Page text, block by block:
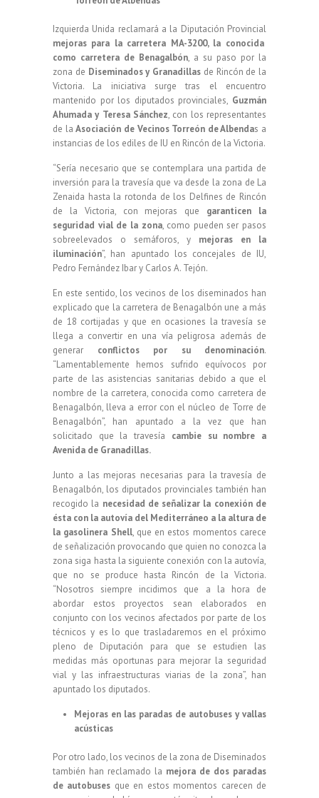
Izquierda Unida reclamará a la Diputación Provincial
mejoras para la carretera MA-3200, la conocida
como carretera de Benagalbón, a su paso por la
zona de Diseminados y Granadillas de Rincón de la
Victoria. La iniciativa surge tras el encuentro
mantenido por los diputados provinciales, Guzmán
Ahumada y Teresa Sánchez, con los representantes
de laAsociación de Vecinos Torreón de Albendas a
instancias de los ediles de IU en Rincón de la Victoria.
“Sería necesario que se contemplara una partida de
inversión para la travesía que va desde la zona de La
Zenaida hasta la rotonda de los Delfines de Rincón
de la Victoria, con mejoras que garanticen la
seguridad vial de la zona, como pueden ser pasos
sobreelevados o semáforos, y mejoras en la
iluminación”, han apuntado los concejales de IU,
Pedro Fernández Ibar y Carlos A. Tejón.
En este sentido, los vecinos de los diseminados han
explicado que la carretera de Benagalbón une a más
de 18 cortijadas y que en ocasiones la travesía se
llega a convertir en una vía peligrosa además de
generar conflictos por su denominación.
“Lamentablemente hemos sufrido equívocos por
parte de las asistencias sanitarias debido a que el
nombre de la carretera, conocida como carretera de
Benagalbón, lleva a error con el núcleo de Torre de
Benagalbón”, han apuntado a la vez que han
solicitado que la travesía cambie su nombre a
Avenida de Granadillas.
Junto a las mejoras necesarias para la travesía de
Benagalbón, los diputados provinciales también han
recogido la necesidad de señalizar la conexión de
ésta con la autovía del Mediterráneo a la altura de
la gasolinera Shell, que en estos momentos carece
de señalización provocando que quien no conozca la
zona siga hasta la siguiente conexión con la autovía,
que no se produce hasta Rincón de la Victoria.
“Nosotros siempre incidimos que a la hora de
abordar estos proyectos sean elaborados en
conjunto con los vecinos afectados por parte de los
técnicos y es lo que trasladaremos en el próximo
pleno de Diputación para que se estudien las
medidas más oportunas para mejorar la seguridad
vial y las infraestructuras viarias de la zona”, han
apuntado los diputados.
Mejoras en las paradas de autobuses y vallas
acústicas
Por otro lado, los vecinos de la zona de Diseminados
también han reclamado la mejora de dos paradas
de autobuses que en estos momentos carecen de